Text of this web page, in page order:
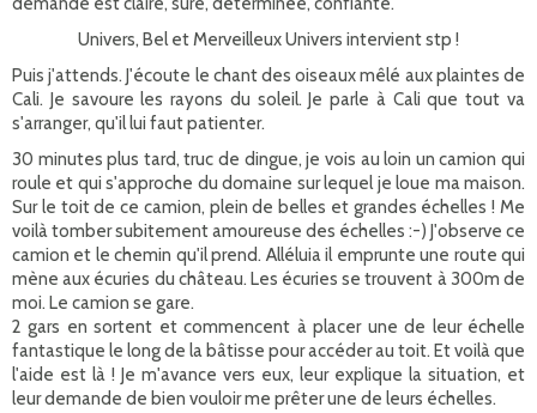
Univers, Bel et Merveilleux Univers intervient stp !
Puis j'attends. J'écoute le chant des oiseaux mêlé aux plaintes de
Cali. Je savoure les rayons du soleil. Je parle à Cali que tout va
s'arranger, qu'il lui faut patienter.
30 minutes plus tard, truc de dingue, je vois au loin un camion qui
roule et qui s'approche du domaine sur lequel je loue ma maison.
Sur le toit de ce camion, plein de belles et grandes échelles ! Me
voilà tomber subitement amoureuse des échelles :-) J'observe ce
camion et le chemin qu'il prend. Alléluia il emprunte une route qui
mène aux écuries du château. Les écuries se trouvent à 300m de
moi. Le camion se gare.
2 gars en sortent et commencent à placer une de leur échelle
fantastique le long de la bâtisse pour accéder au toit. Et voilà que
l'aide est là ! Je m'avance vers eux, leur explique la situation, et
leur demande de bien vouloir me prêter une de leurs échelles.